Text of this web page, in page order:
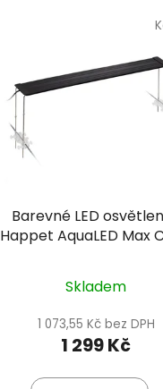
Barevné LED
Happet AquaLED Max
Skladem
1 073,55 Kč bez DPH
1 299 Kč